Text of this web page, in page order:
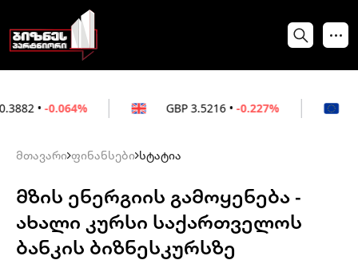
3.5216 • -0.227% 3.0212
მთავარი ფინანსები სტატია
მზის ენერგიის გამოყენება -
ახალი კურსი საქართველოს
ბანკის ბიზნესკურსზე